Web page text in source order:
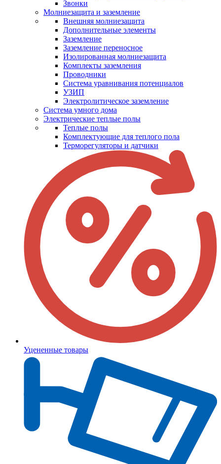
Звонки
Молниезащита и заземление
Внешняя молниезащита
Дополнительные элементы
Заземление
Заземление переносное
Изолированная молниезащита
Комплекты заземления
Проводники
Система уравнивания потенциалов
УЗИП
Электролитическое заземление
Система умного дома
Электрические теплые полы
Теплые полы
Комплектующие для теплого пола
Терморегуляторы и датчики
Уцененные товары